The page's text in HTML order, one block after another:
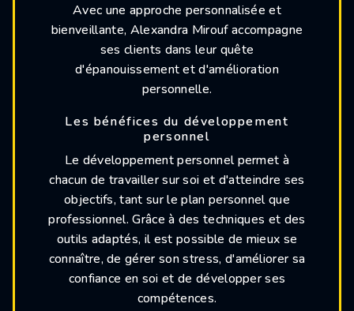
Avec une approche personnalisée et
bienveillante, Alexandra Mirouf accompagne
ses clients dans leur quête
d'épanouissement et d'amélioration
personnelle.
Les bénéfices du développement
personnel
Le développement personnel permet à
chacun de travailler sur soi et d'atteindre ses
objectifs, tant sur le plan personnel que
professionnel. Grâce à des techniques et des
outils adaptés, il est possible de mieux se
connaître, de gérer son stress, d'améliorer sa
confiance en soi et de développer ses
compétences.